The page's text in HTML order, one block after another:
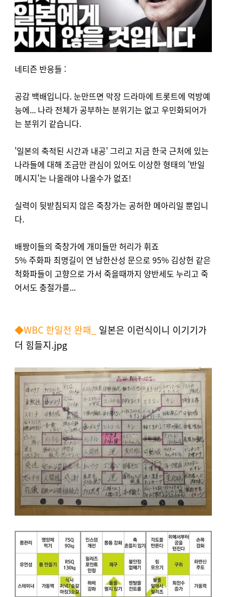
네티즌 반응들 :
공감 백배입니다. 눈만뜨면 막장 드라마에 트롯트에 먹방예
능에... 나라 전체가 공부하는 분위기는 없고 우민화되어가
는 분위기 같습니다.
'일본의 축적된 시간과 내공' 그리고 지금 한국 근처에 있는
나라들에 대해 조금만 관심이 있어도 이상한 형태의 '반일
메시지'는 나올래야 나올수가 없죠!
실력이 뒷받침되지 않은 죽창가는 공허한 메아리일 뿐입니
다.
배짱이들의 죽창가에 개미들만 허리가 휘죠
5% 주화파 최명길이 연 남한산성 문으로 95% 김상헌 같은
척화파들이 고향으로 가서 죽을때까지 양반세도 누리고 죽
어서도 충절가를...
◆WBC 한일전 완패_ 일본은 이런식이니 이기기가
더 힘들지.jpg